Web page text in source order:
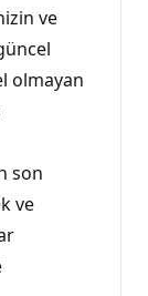
ve
olmayan
son
ve